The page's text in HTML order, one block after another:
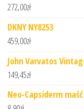
272,00zł
DKNY NY8253
459,00zł
John Varvatos
149,45zł
Neo-Capsiderm